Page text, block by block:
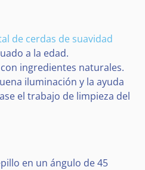
de cerdas de suavidad
a la edad.
ingredientes naturales.
iluminación y la ayuda
el trabajo de limpieza del
en un ángulo de 45